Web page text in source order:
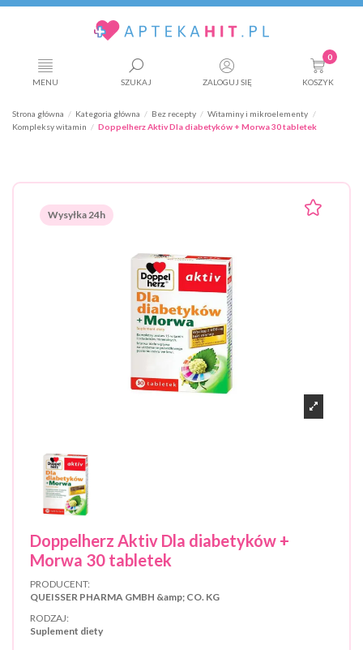
MENU SZUKAJ ZALOGUJ SIĘ
0
KOSZYK
Strona główna Kategoria główna Bez recepty
Witaminy i mikroelementy
Kompleksy witamin
Doppelherz Aktiv Dla diabetyków + Morwa 30 tabletek
Wysyłka 24h
Doppelherz Aktiv Dla diabetyków +
Morwa 30 tabletek
PRODUCENT:
QUEISSER PHARMA GMBH &amp; CO. KG
RODZAJ:
Suplement diety